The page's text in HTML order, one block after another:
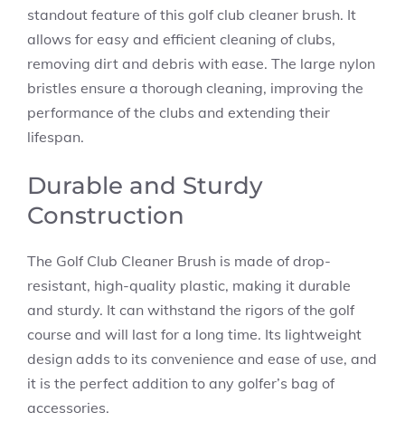
standout feature of this golf club cleaner brush. It
allows for easy and efficient cleaning of clubs,
removing dirt and debris with ease. The large nylon
bristles ensure a thorough cleaning, improving the
performance of the clubs and extending their
lifespan.
Durable and Sturdy
Construction
The Golf Club Cleaner Brush is made of drop-
resistant, high-quality plastic, making it durable
and sturdy. It can withstand the rigors of the golf
course and will last for a long time. Its lightweight
design adds to its convenience and ease of use, and
it is the perfect addition to any golfer’s bag of
accessories.